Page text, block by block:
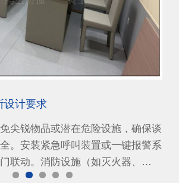
设计要求
尖锐物品或潜在危险设施，确保谈
。安装紧急呼叫装置或一键报警系
联动。消防设施（如灭火器、…